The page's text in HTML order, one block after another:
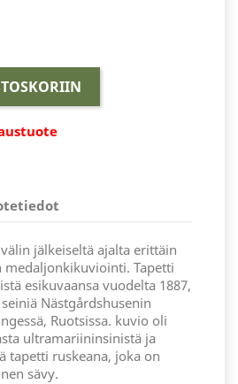
jälkeiseltä ajalta erittäin
Tapetti
esikuvaansa vuodelta 1887,
Nästgårdshusenin
Ruotsissa. kuvio oli
ultramariininsinistä ja
tapetti ruskeana, joka on
sävy.